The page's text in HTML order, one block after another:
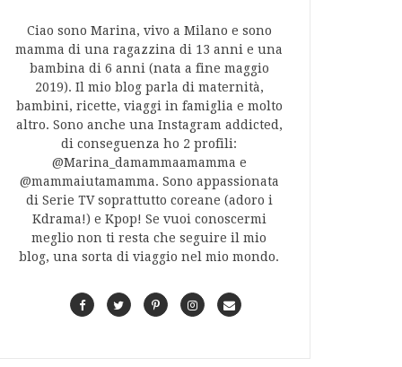
Ciao sono Marina, vivo a Milano e sono
mamma di una ragazzina di 13 anni e una
bambina di 6 anni (nata a fine maggio
2019). Il mio blog parla di maternità,
bambini, ricette, viaggi in famiglia e molto
altro. Sono anche una Instagram addicted,
di conseguenza ho 2 profili:
@Marina_damammaamamma e
@mammaiutamamma. Sono appassionata
di Serie TV soprattutto coreane (adoro i
Kdrama!) e Kpop! Se vuoi conoscermi
meglio non ti resta che seguire il mio
blog, una sorta di viaggio nel mio mondo.
F
T
P
I
C